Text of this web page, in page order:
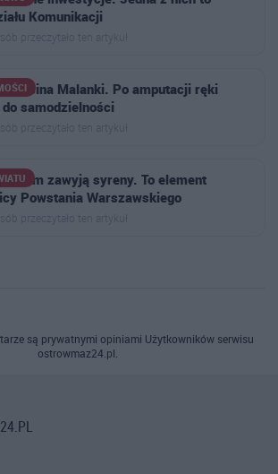
Komunikacji
przeczytało ten artykuł
Marcina Malanki. Po amputacji ręki
samodzielności
przeczytało ten artykuł
zawyją syreny. To element
Powstania Warszawskiego
przeczytało ten artykuł
są prywatnymi opiniami Użytkowników serwisu
ostrowmaz24.pl.